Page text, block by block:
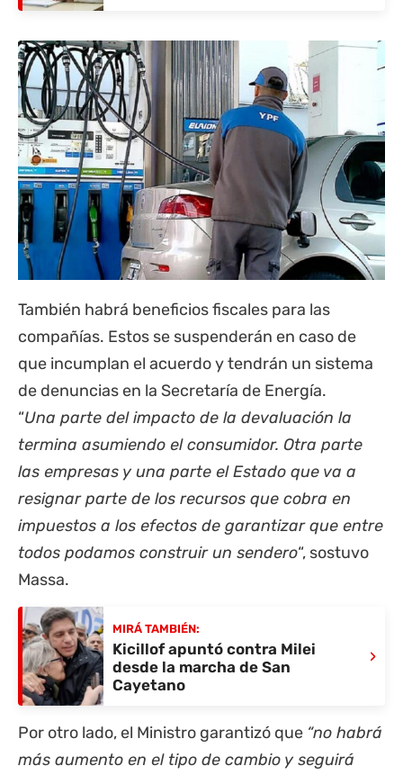
También habrá beneficios fiscales para las
compañías. Estos se suspenderán en caso de
que incumplan el acuerdo y tendrán un sistema
de denuncias en la Secretaría de Energía.
“Una parte del impacto de la devaluación la
termina asumiendo el consumidor. Otra parte
las empresas y una parte el Estado que va a
resignar parte de los recursos que cobra en
impuestos a los efectos de garantizar que entre
todos podamos construir un sendero“, sostuvo
Massa.
MIRÁ TAMBIÉN:
Kicillof apuntó contra Milei
desde la marcha de San
Cayetano
›
Por otro lado, el Ministro garantizó que “no habrá
más aumento en el tipo de cambio y seguirá